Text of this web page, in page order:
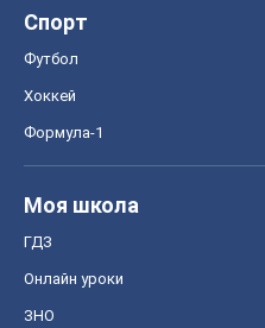
Спорт
Футбол
Хоккей
Формула-1
Моя школа
ГДЗ
Онлайн уроки
ЗНО